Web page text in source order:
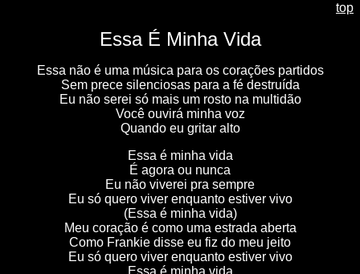
top
Essa É Minha Vida
Essa não é uma música para os corações partidos
Sem prece silenciosas para a fé destruída
Eu não serei só mais um rosto na multidão
Você ouvirá minha voz
Quando eu gritar alto
Essa é minha vida
É agora ou nunca
Eu não viverei pra sempre
Eu só quero viver enquanto estiver vivo
(Essa é minha vida)
Meu coração é como uma estrada aberta
Como Frankie disse eu fiz do meu jeito
Eu só quero viver enquanto estiver vivo
Essa é minha vida